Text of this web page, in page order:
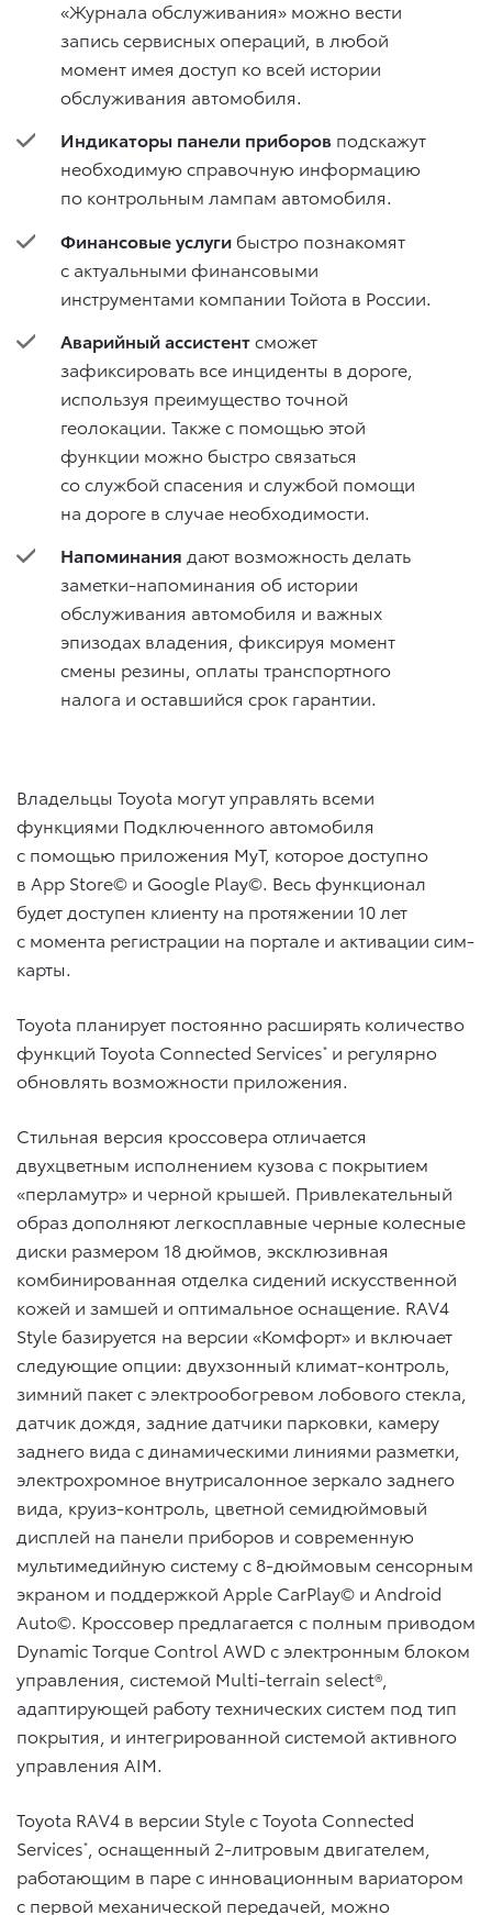
«Журнала обслуживания» можно вести
запись сервисных операций, в любой
момент имея доступ ко всей истории
обслуживания автомобиля.
Индикаторы панели приборов подскажут
необходимую справочную информацию
по контрольным лампам автомобиля.
Финансовые услуги быстро познакомят
с актуальными финансовыми
инструментами компании Тойота в России.
Аварийный ассистентсможет
зафиксировать все инциденты в дороге,
используя преимущество точной
геолокации. Также с помощью этой
функции можно быстро связаться
со службой спасения и службой помощи
на дороге в случае необходимости.
Напоминания дают возможность делать
заметки-напоминания об истории
обслуживания автомобиля и важных
эпизодах владения, фиксируя момент
смены резины, оплаты транспортного
налога и оставшийся срок гарантии.
Владельцы Toyota могут управлять всеми
функциями Подключенного автомобиля
с помощью приложения MyT, которое доступно
в App Store© и Google Play©. Весь функционал
будет доступен клиенту на протяжении 10 лет
с момента регистрации на портале и активации сим-
карты.
Toyota планирует постоянно расширять количество
функций Toyota Connected Services* и регулярно
обновлять возможности приложения.
Стильная версия кроссовера отличается
двухцветным исполнением кузова с покрытием
«перламутр» и черной крышей. Привлекательный
образ дополняют легкосплавные черные колесные
диски размером 18 дюймов, эксклюзивная
комбинированная отделка сидений искусственной
кожей и замшей и оптимальное оснащение. RAV4
Style базируется на версии «Комфорт» и включает
следующие опции: двухзонный климат-контроль,
зимний пакет с электрообогревом лобового стекла,
датчик дождя, задние датчики парковки, камеру
заднего вида с динамическими линиями разметки,
электрохромное внутрисалонное зеркало заднего
вида, круиз-контроль, цветной семидюймовый
дисплей на панели приборов и современную
мультимедийную систему с 8-дюймовым сенсорным
экраном и поддержкой Apple CarPlay© и Android
Auto©. Кроссовер предлагается с полным приводом
Dynamic Torque Control AWD с электронным блоком
управления, системой Multi-terrain select®,
адаптирующей работу технических систем под тип
покрытия, и интегрированной системой активного
управления AIM.
Toyota RAV4 в версии Style с Toyota Connected
Services* , оснащенный 2-литровым двигателем,
работающим в паре с инновационным вариатором
с первой механической передачей, можно